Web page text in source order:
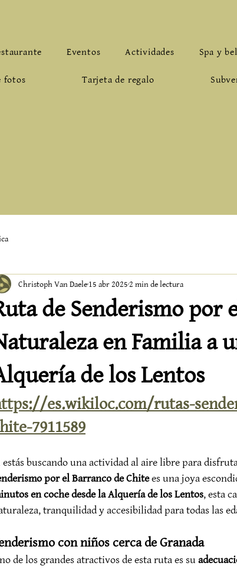
Eventos Actividades Spa y
fotos Tarjeta de regalo
de Senderismo por
en Familia a
de los Lentos
Christoph Van Daele15 abr 20252 min de lectura
es.wikiloc.com/rutas-
7911589
estás buscando una actividad al aire libre para
por el Barranco de Chite es una joya
en coche desde la Alquería de los Lentos, esta
tranquilidad y accesibilidad para todas las
con niños cerca de Granada
de los grandes atractivos de esta ruta es su